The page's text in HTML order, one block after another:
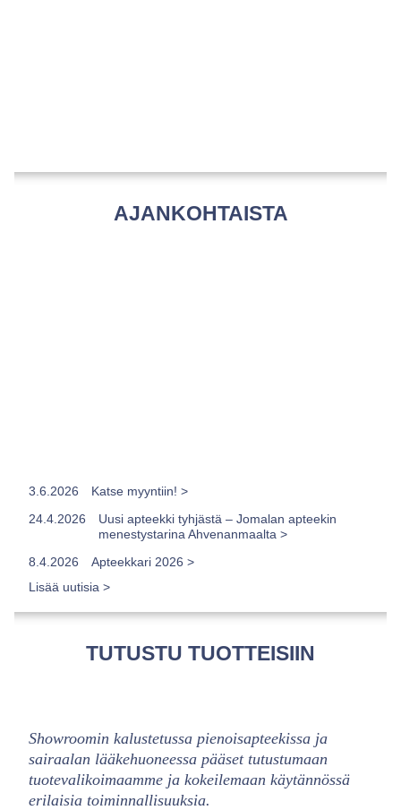
AJANKOHTAISTA
3.6.2026
Katse myyntiin! >
24.4.2026
Uusi apteekki tyhjästä – Jomalan apteekin
menestystarina Ahvenanmaalta >
8.4.2026
Apteekkari 2026 >
Lisää uutisia >
TUTUSTU TUOTTEISIIN
Showroomin kalustetussa pienoisapteekissa ja
sairaalan lääkehuoneessa pääset tutustumaan
tuotevalikoimaamme ja kokeilemaan käytännössä
erilaisia toiminnallisuuksia.